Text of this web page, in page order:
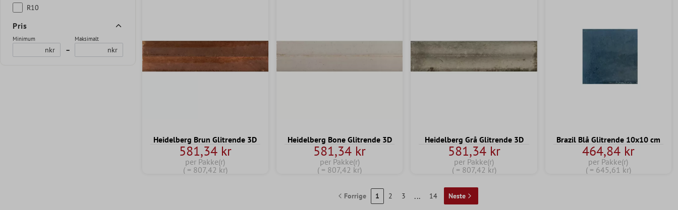
R10
Pris
Minimum
nkr –
Maksimalt
nkr
Heidelberg Brun Glitrende 3D
581,34 kr
per Pakke(r)
( = 807,42 kr)
Heidelberg Bone Glitrende 3D
581,34 kr
per Pakke(r)
( = 807,42 kr)
Heidelberg Grå Glitrende 3D
581,34 kr
per Pakke(r)
( = 807,42 kr)
Brazil Blå Glitrende 10x10 cm
464,84 kr
per Pakke(r)
( = 645,61 kr)
Forrige 1 2 3 ... 14 Neste